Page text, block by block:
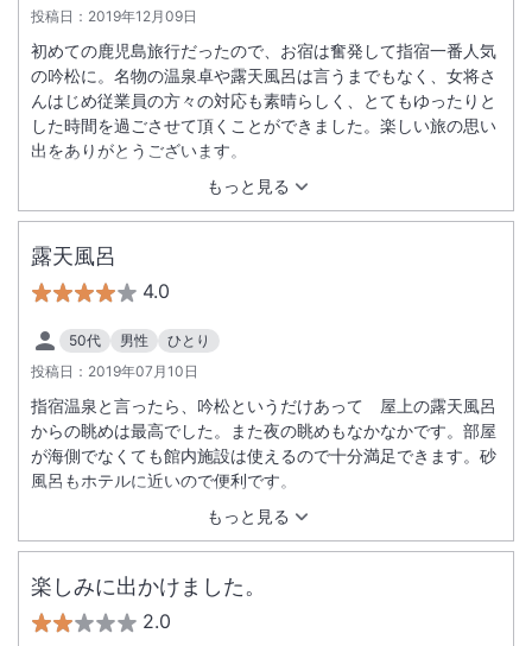
投稿日： 2019年12月09日
もっと見る
初めての鹿児島旅行だったので、お宿は奮発して指宿一番人気
の吟松に。名物の温泉卓や露天風呂は言うまでもなく、女将さ
んはじめ従業員の方々の対応も素晴らしく、とてもゆったりと
した時間を過ごさせて頂くことができました。楽しい旅の思い
出をありがとうございます。
露天風呂
4.0
50代 男性
ひとり
投稿日： 2019年07月10日
もっと見る
指宿温泉と言ったら、吟松というだけあって 屋上の露天風呂
からの眺めは最高でした。また夜の眺めもなかなかです。部屋
が海側でなくても館内施設は使えるので十分満足できます。砂
風呂もホテルに近いので便利です。
楽しみに出かけました。
2.0